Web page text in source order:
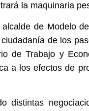
la maquinaria
de Modelo
de los
de Trabajo y
a los efectos de
distintas